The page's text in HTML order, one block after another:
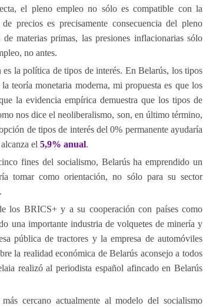
el pleno empleo no sólo es compatible con la
precios es precisamente consecuencia del pleno
materias primas, las presiones inflacionarias sólo
no antes.
la política de tipos de interés. En Belarús, los tipos
teoría monetaria moderna, mi propuesta es que los
la evidencia empírica demuestra que los tipos de
nos dice el neoliberalismo, son, en último término,
de tipos de interés del 0% permanente ayudaría
el 5,9% anual.
fines del socialismo, Belarús ha emprendido un
tomar como orientación, no sólo para su sector
los BRICS+ y a su cooperación con países como
una importante industria de volquetes de minería y
pública de tractores y la empresa de automóviles
la realidad económica de Belarús aconsejo a todos
realizó al periodista español afincado en Belarús
cercano actualmente al modelo del socialismo